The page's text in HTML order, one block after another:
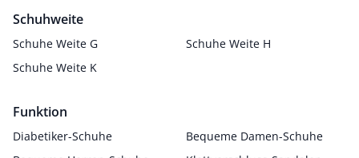
Schuhweite
Schuhe Weite G
Schuhe Weite H
Schuhe Weite K
Funktion
Diabetiker-Schuhe
Bequeme Damen-Schuhe